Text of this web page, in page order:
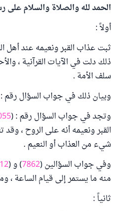
الحمد لله والصلاة والسلام على
أولاً :
ثبت عذاب القبر ونعيمه عند أهل
ذلك دلت في الآيات القرآنية ،
سلف الأمة .
وبيان ذلك في جواب السؤال رقم
وتجد في جواب السؤال رقم : (
القبر ونعيمه أنه على الروح ،
شيء من العذاب أو النعيم .
وفي جواب السؤالين (7862) و (
منه ما يستمر إلى قيام الساعة ،
ثانياً :